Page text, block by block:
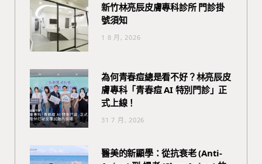
新竹林亮辰皮膚專科診所 門診掛
號須知
1 8 月, 2026
為何青春痘總是看不好？林亮辰皮
膚專科「青春痘 AI 特別門診」正
式上線！
31 7 月, 2026
醫美的新顯學：從抗衰老 (Anti-